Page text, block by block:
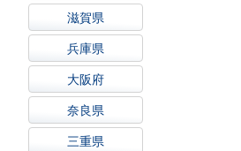
滋賀県
兵庫県
大阪府
奈良県
三重県